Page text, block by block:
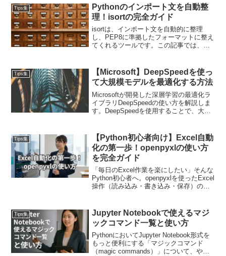
リエイティブで充実した仕事環境を築き
ましょう。
Tips集
Pythonのインポート文を自動整
理！isortの完全ガイド
isortは、インポート文を自動的に整理
し、PEP8に準拠したフォーマットに整え
てくれるツールです。この記事では、
との併用方法を紹介します。isortを導入
することで、コードの可読性が向上し、
インポート文の管理が簡単になります。
Tips集
【Microsoft】DeepSpeedを使っ
て大規模モデルを最適化する方法
Microsoftが開発した深層学習の最適化ラ
イブラリDeepSpeedの使い方を解説しま
す。DeepSpeedを使用することで、大規
す！インストールから基本的な使い方、
高度な機能の活用方法まで詳細に説明し
ます。
Tips集
【Python初心者向け】Excel自動
化の第一歩！openpyxlの使い方
を完全ガイド
「毎日のExcel作業を楽にしたい」そんな
Python初心者へ。openpyxlを使ったExcel
操作（読み込み・書き込み・保存）の基
化の第一歩を踏み出せます。
Tips集
Jupyter Notebookで使えるマジ
ックコマンド一覧と使い方
PythonにおいてJupyter Notebook形式を
もっと便利にする「マジックコマンド
（magic commands）」について、やさ